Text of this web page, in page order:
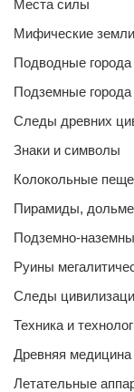
Места силы
Мифические земли
Подводные города
Подземные города
Следы древних
Знаки и символы
Колокольные
Пирамиды,
Подземно-
Руины
Следы
Техника и
Древняя медицина
Летательные